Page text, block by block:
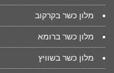
מלון כשר בקרקוב
מלון כשר ברומא
מלון כשר בשוויץ